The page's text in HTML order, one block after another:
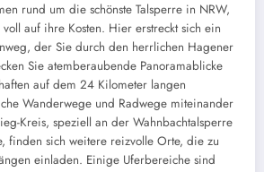
rund um die schönste Talsperre in NRW,
auf ihre Kosten. Hier erstreckt sich ein
der Sie durch den herrlichen Hagener
Sie atemberaubende Panoramablicke
auf dem 24 Kilometer langen
Wanderwege und Radwege miteinander
Kreis, speziell an der Wahnbachtalsperre
finden sich weitere reizvolle Orte, die zu
einladen. Einige Uferbereiche sind